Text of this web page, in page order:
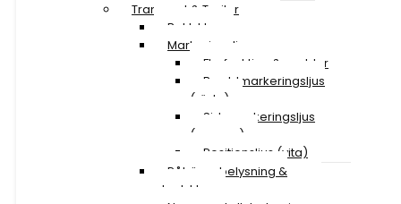
Transport & Trailer
Baklyktor
Markeringsljus
Flerfunktion & snablar
Breddmarkeringsljus
(röda)
Sidomarkeringsljus
(orange)
Positionsljus (vita)
Påhängsbelysning &
ploglyktor